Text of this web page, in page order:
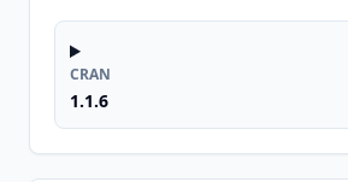
CRAN
1.1.6